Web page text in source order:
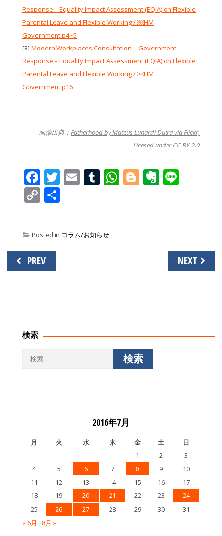
Response – Equality Impact Assessment (EQIA) on Flexible
Parental Leave and Flexible Working / ￼HM
Government p4~5
[3] Modern Workplaces Consultation – Government
Response – Equality Impact Assessment (EQIA) on Flexible
Parental Leave and Flexible Working / ￼HM
Government p16
画像出典： Fatherhood by Mateus Lunardi Dutra via Flickr,
Licesed under CC BY 2.0
Facebook
Twitter
EmailTumblr
WhatsApp
Blogger
Copy
Posted in コラム/お知らせ
投
稿
PREV NEXT
検索
2016年7月
月 火 水 木 金 土
日
1
2
3
4
5 6 7 8 9
10
11
12 13 14 15 16
17
18
19 20 21 22 23
24
25
26 27 28 29 30
31
« 6月
8月 »